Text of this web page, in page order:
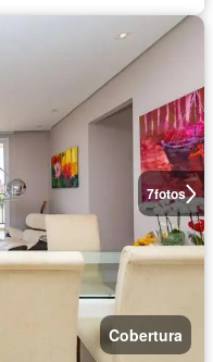
7fotos
Cobertura